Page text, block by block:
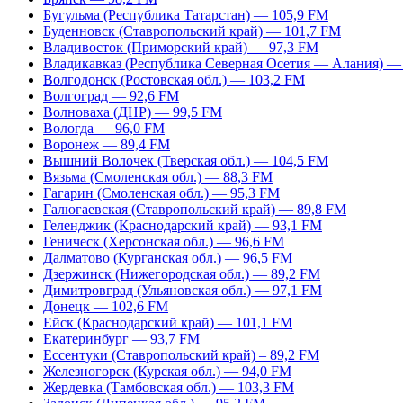
Бугульма (Республика Татарстан) — 105,9 FM
Буденновск (Ставропольский край) — 101,7 FM
Владивосток (Приморский край) — 97,3 FM
Владикавказ (Республика Северная Осетия — Алания)
Волгодонск (Ростовская обл.) — 103,2 FM
Волгоград — 92,6 FM
Волноваха (ДНР) — 99,5 FM
Вологда — 96,0 FM
Воронеж — 89,4 FM
Вышний Волочек (Тверская обл.) — 104,5 FM
Вязьма (Смоленская обл.) — 88,3 FM
Гагарин (Смоленская обл.) — 95,3 FM
Галюгаевская (Ставропольский край) — 89,8 FM
Геленджик (Краснодарский край) — 93,1 FM
Геническ (Херсонская обл.) — 96,6 FM
Далматово (Курганская обл.) — 96,5 FM
Дзержинск (Нижегородская обл.) — 89,2 FM
Димитровград (Ульяновская обл.) — 97,1 FM
Донецк — 102,6 FM
Ейск (Краснодарский край) — 101,1 FM
Екатеринбург — 93,7 FM
Ессентуки (Ставропольский край) – 89,2 FM
Железногорск (Курская обл.) — 94,0 FM
Жердевка (Тамбовская обл.) — 103,3 FM